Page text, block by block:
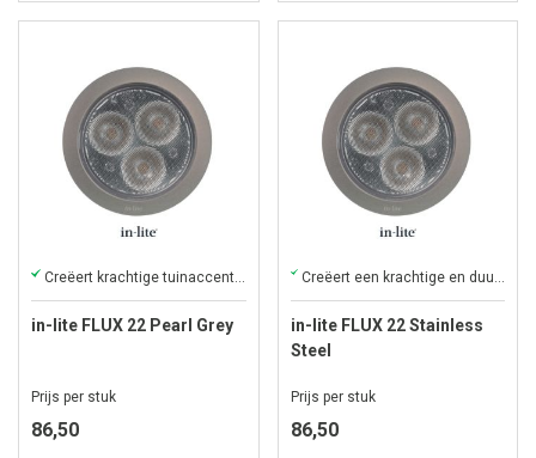
Creëert krachtige tuinaccenten tot vijf meter hoogte.
in-lite FLUX 22 Pearl Grey
Prijs per stuk
86,50
Creëert een krachtige en duurzame accentverlichting tot vijf meter.
in-lite FLUX 22 Stainless
Steel
Prijs per stuk
86,50